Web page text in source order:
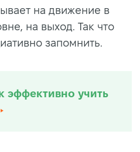
на движение в
на выход. Так что
запомнить.
эффективно учить